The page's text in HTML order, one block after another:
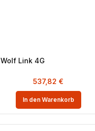
Wolf Link 4G
537,82 €
In den Warenkorb